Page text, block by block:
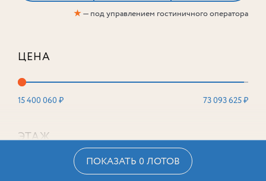
★— под управлением гостиничного оператора
ЦЕНА
15 400 060 ₽ 73 093 625 ₽
ЭТАЖ
ПОКАЗАТЬ 0 ЛОТОВ